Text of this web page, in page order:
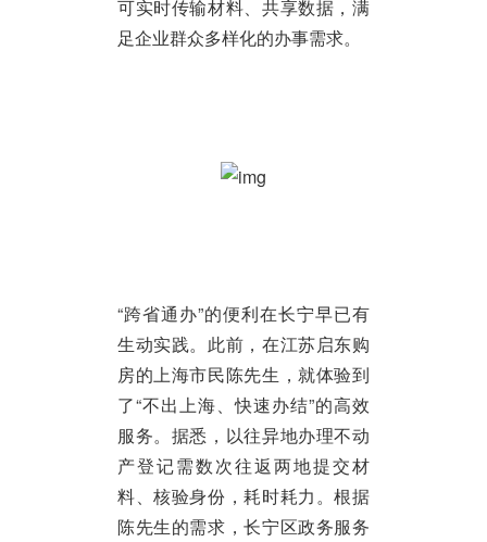
可实时传输材料、共享数据，满
足企业群众多样化的办事需求。
“跨省通办”的便利在长宁早已有
生动实践。此前，在江苏启东购
房的上海市民陈先生，就体验到
了“不出上海、快速办结”的高效
服务。据悉，以往异地办理不动
产登记需数次往返两地提交材
料、核验身份，耗时耗力。根据
陈先生的需求，长宁区政务服务